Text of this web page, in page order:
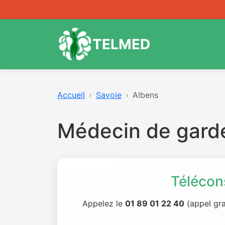
TELMED
Accueil Savoie Albens
Médecin de
Appelez le 01 89 01 22 40 (appel